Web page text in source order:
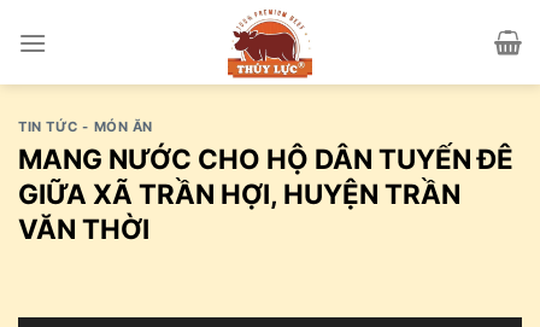
TIN TỨC - MÓN ĂN
MANG NƯỚC CHO HỘ DÂN TUYẾN ĐÊ
GIỮA XÃ TRẦN HỢI, HUYỆN TRẦN
VĂN THỜI